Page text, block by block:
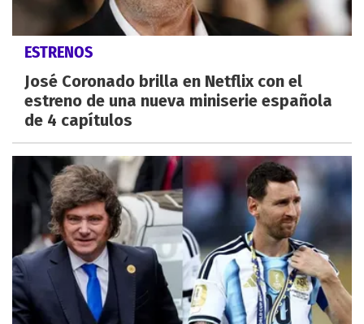
ESTRENOS
José Coronado brilla en Netflix con el
estreno de una nueva miniserie española
de 4 capítulos